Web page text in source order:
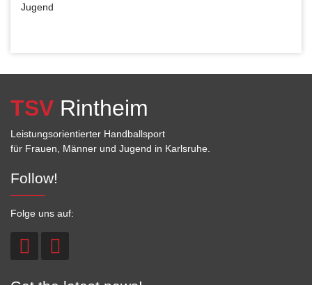
Jugend
TSV Rintheim
Leistungsorientierter Handballsport
für Frauen, Männer und Jugend in Karlsruhe.
Follow!
Folge uns auf: